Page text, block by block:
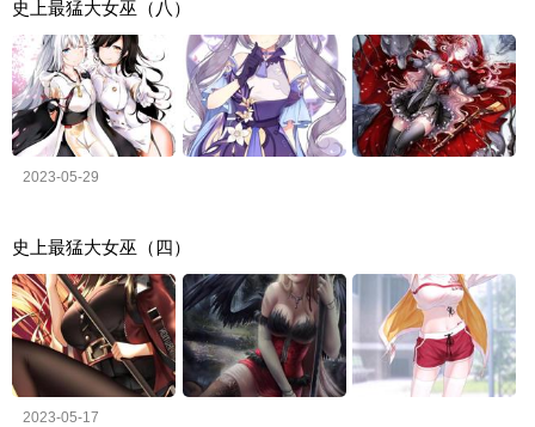
史上最猛大女巫（八）
2023-05-29
史上最猛大女巫（四）
2023-05-17